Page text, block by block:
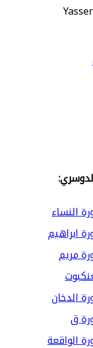
النساء
ابراهيم
مريم
الدخان
ق
الواقعة